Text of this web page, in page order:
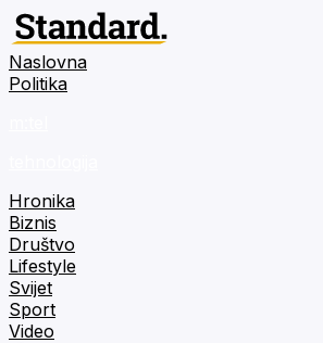
Naslovna
Politika
Hronika
Biznis
Društvo
Lifestyle
Svijet
Sport
Video